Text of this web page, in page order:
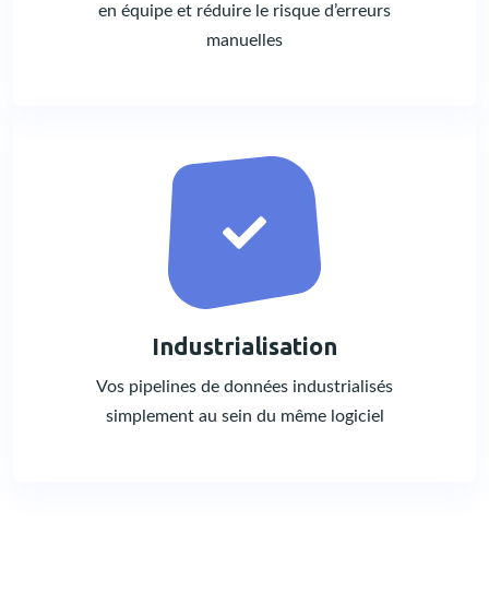
en équipe et réduire le risque d’erreurs
manuelles
Industrialisation
Vos pipelines de données industrialisés
simplement au sein du même logiciel